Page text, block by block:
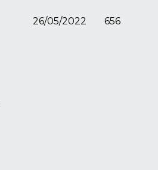
26/05/2022 656